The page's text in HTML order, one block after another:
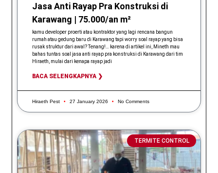
Jasa Anti Rayap Pra Konstruksi di
Karawang | 75.000/an m²
kamu developer proerti atau kontraktor yang lagi rencana bangun
rumah atau gedung baru di Karawang tapi worry soal rayap yang bisa
rusak struktur dari awal? Tenang!… karena di artikel ini, Mineth mau
bahas tuntas soal jasa anti rayap pra konstruksi di Karawang dari tim
Hiraeth, mulai dari kenapa rayap jadi
BACA SELENGKAPNYA ❯
Hiraeth Pest 27 January 2026 No Comments
TERMITE CONTROL